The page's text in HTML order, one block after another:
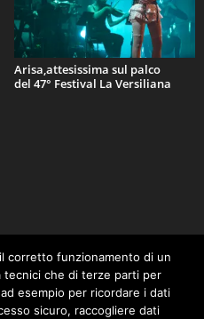
Arisa,attesissima sul palco
del 47° Festival La Versiliana
corretto funzionamento di un
tecnici che di terze parti per
esempio per ricordare i dati
sicuro, raccogliere dati